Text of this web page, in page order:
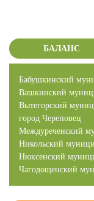
БАЛАНС
Бабушкинский
Вашкинский
Вытегорский
город Череповец
Междуреченский
Никольский
Нюксенский
Чагодощенский